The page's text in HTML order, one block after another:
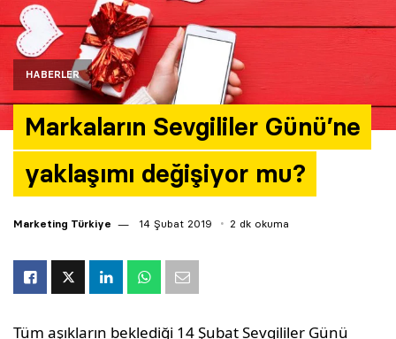
HABERLER
Markaların Sevgililer Günü’ne
yaklaşımı değişiyor mu?
Marketing Türkiye 14 Şubat 2019 2 dk okuma
Tüm aşıkların beklediği 14 Şubat Sevgililer Günü